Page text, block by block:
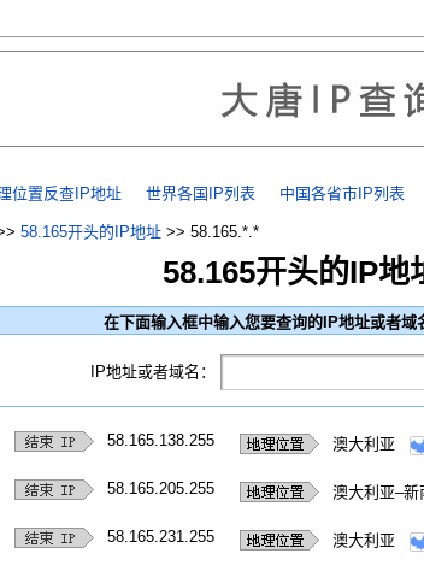
位置反查IP地址 世界各国IP列表 中国各省市IP列表
58.165开头的IP地址 >>58.165.*.*
58.165开头的IP地
在下面输入框中输入您要查询的IP地址或者域
IP地址或者域名：
58.165.138.255 澳大利亚
58.165.205.255 澳大利亚–新
58.165.231.255 澳大利亚